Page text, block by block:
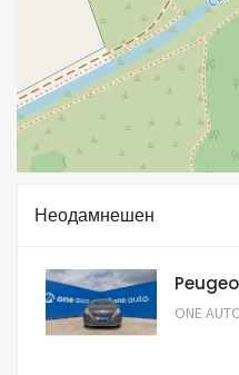
Неодамнешен
ONE